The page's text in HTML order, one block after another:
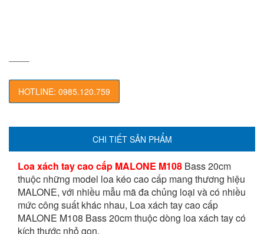
HOTLINE: 0985.120.759
CHI TIẾT SẢN PHẨM
Loa xách tay cao cấp MALONE M108 Bass 20cm
thuộc những model loa kéo cao cấp mang thương hiệu
MALONE, với nhiều mẫu mã đa chủng loại và có nhiều
mức công suất khác nhau, Loa xách tay cao cấp
MALONE M108 Bass 20cm thuộc dòng loa xách tay có
kích thước nhỏ gọn.